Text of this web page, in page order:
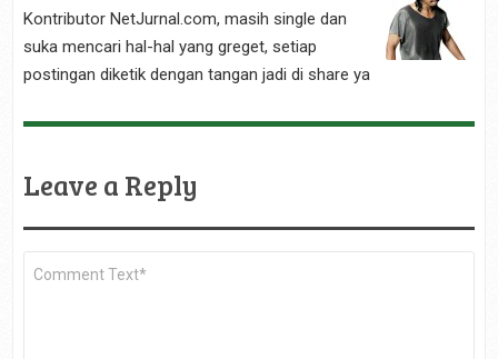
Kontributor NetJurnal.com, masih single dan
suka mencari hal-hal yang greget, setiap
postingan diketik dengan tangan jadi di share ya
Leave a Reply